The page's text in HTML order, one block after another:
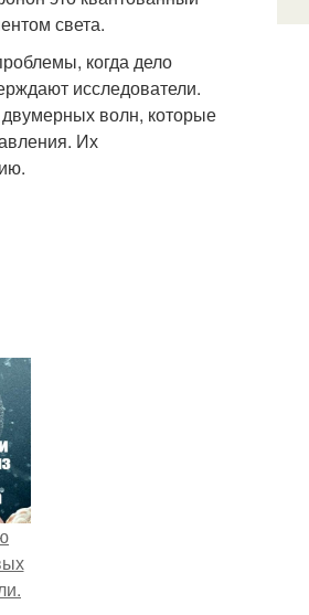
света.
когда дело
исследователи.
волн, которые
Их